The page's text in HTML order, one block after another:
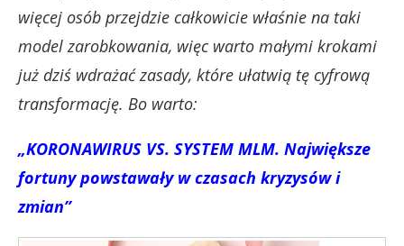
więcej osób przejdzie całkowicie właśnie na taki
model zarobkowania, więc warto małymi krokami
już dziś wdrażać zasady, które ułatwią tę cyfrową
transformację. Bo warto:
„KORONAWIRUS VS. SYSTEM MLM. Największe
fortuny powstawały w czasach kryzysów i
zmian”